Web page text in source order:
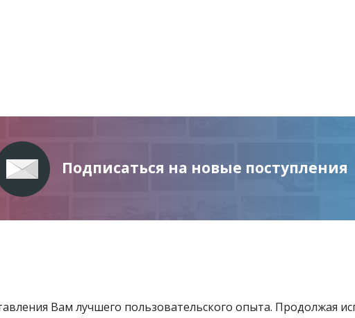
Подписаться на новые поступления
Вам лучшего пользовательского опыта. Продолжая